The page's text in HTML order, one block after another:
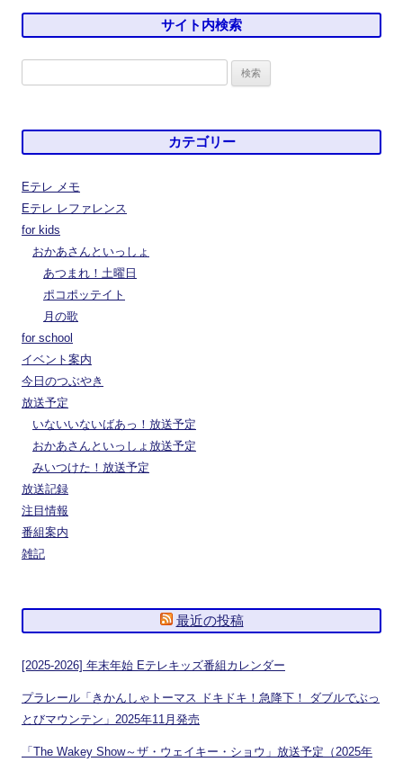
サイト内検索
カテゴリー
Eテレ メモ
Eテレ レファレンス
for kids
おかあさんといっしょ
あつまれ！土曜日
ポコポッテイト
月の歌
for school
イベント案内
今日のつぶやき
放送予定
いないいないばあっ！放送予定
おかあさんといっしょ放送予定
みいつけた！放送予定
放送記録
注目情報
番組案内
雑記
最近の投稿
[2025-2026] 年末年始 Eテレキッズ番組カレンダー
プラレール「きかんしゃトーマス ドキドキ！急降下！ ダブルでぶっ
とびマウンテン」2025年11月発売
「The Wakey Show～ザ・ウェイキー・ショウ」放送予定（2025年